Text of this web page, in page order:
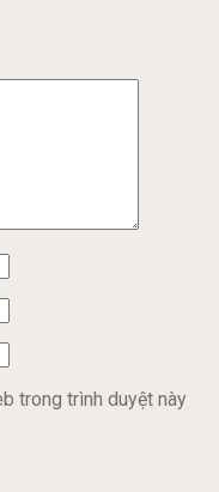
trong trình duyệt này